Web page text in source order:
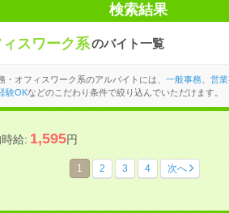
検索結果
スワーク系のバイト一覧
オフィスワーク系のアルバイトには、 一般事務、 営
験OKなどのこだわり条件で絞り込んでいただけます。
給:1,595円
1 2 3 4 次へ